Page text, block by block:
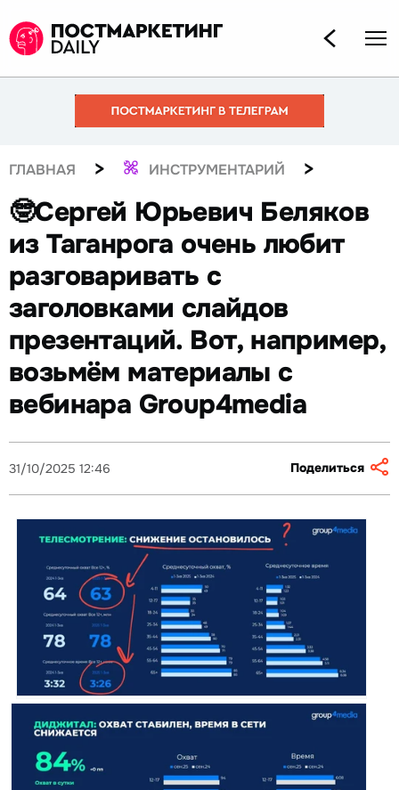
ГЛАВНАЯ > ИНСТРУМЕНТАРИЙ >
🤓Сергей Юрьевич Беляков
из Таганрога очень любит
разговаривать с
заголовками слайдов
презентаций. Вот, например,
возьмём материалы с
вебинара Group4media
31/10/2025 12:46 Поделиться